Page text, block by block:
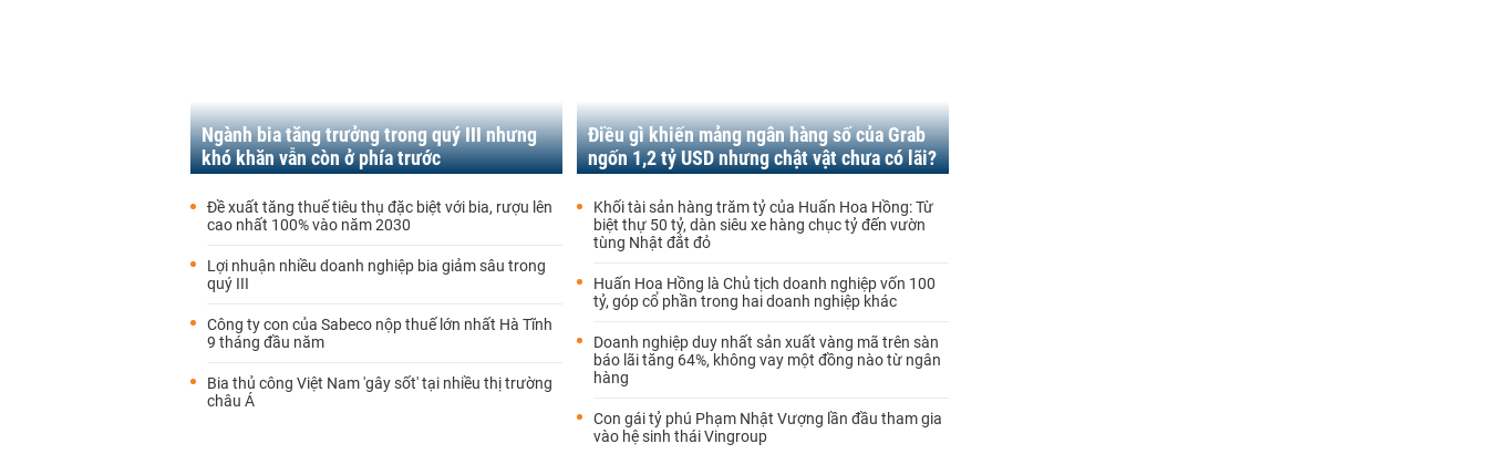
Ngành bia tăng trưởng trong quý III nhưng
khó khăn vẫn còn ở phía trước
Đề xuất tăng thuế tiêu thụ đặc biệt với bia, rượu lên
cao nhất 100% vào năm 2030
Lợi nhuận nhiều doanh nghiệp bia giảm sâu trong
quý III
Công ty con của Sabeco nộp thuế lớn nhất Hà Tĩnh
9 tháng đầu năm
Bia thủ công Việt Nam 'gây sốt' tại nhiều thị trường
châu Á
Điều gì khiến mảng ngân hàng số của Grab
ngốn 1,2 tỷ USD nhưng chật vật chưa có lãi?
Khối tài sản hàng trăm tỷ của Huấn Hoa Hồng: Từ
biệt thự 50 tỷ, dàn siêu xe hàng chục tỷ đến vườn
tùng Nhật đắt đỏ
Huấn Hoa Hồng là Chủ tịch doanh nghiệp vốn 100
tỷ, góp cổ phần trong hai doanh nghiệp khác
Doanh nghiệp duy nhất sản xuất vàng mã trên sàn
báo lãi tăng 64%, không vay một đồng nào từ ngân
hàng
Con gái tỷ phú Phạm Nhật Vượng lần đầu tham gia
vào hệ sinh thái Vingroup